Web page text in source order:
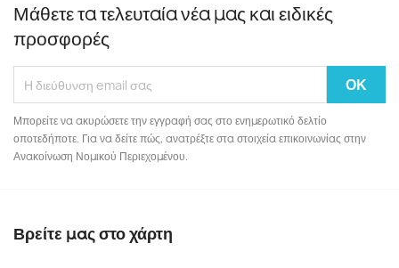
Μάθετε τα τελευταία νέα μας και ειδικές
προσφορές
Μπορείτε να ακυρώσετε την εγγραφή σας στο ενημερωτικό δελτίο
οποτεδήποτε. Για να δείτε πώς, ανατρέξτε στα στοιχεία επικοινωνίας στην
Ανακοίνωση Νομικού Περιεχομένου.
Βρείτε μας στο χάρτη